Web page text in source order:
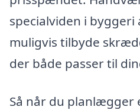
specialviden i
muligvis tilbyde
der både passer til
Så når du planlægger